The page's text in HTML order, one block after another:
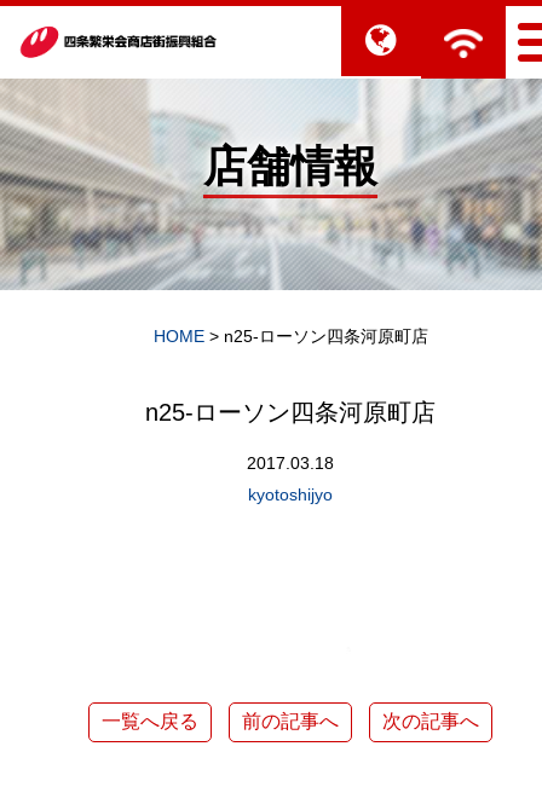
店舗情報
HOME> n25-ローソン四条河原町店
n25-ローソン四条河原町店
2017.03.18
kyotoshijyo
一覧へ戻る 前の記事へ 次の記事へ